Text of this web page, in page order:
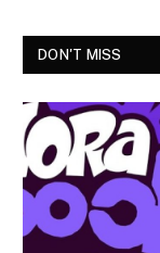
DON'T MISS